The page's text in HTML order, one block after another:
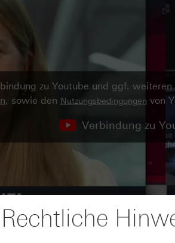
zu Youtube und ggf.
, sowie den Nutzungsbedingungen von
Verbindung zu
Rechtliche